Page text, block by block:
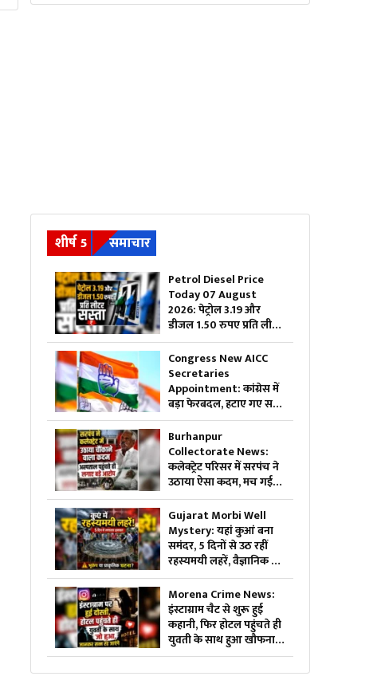
शीर्ष 5 समाचार
Petrol Diesel Price
Today 07 August
2026: पेट्रोल 3.19 और
डीजल 1.50 रुपए प्रति लीटर
सस्ता, महंगाई की मार झेल
रही जनता को बड़ी राहत,
जानिए अब 1 लीटर ईंधन का
क्या है रेट
Congress New AICC
Secretaries
Appointment: कांग्रेस में
बड़ा फेरबदल, हटाए गए सभी
पुराने सचिव….इन नेताओं को
सौंपी गई जिम्मेदारी
Burhanpur
Collectorate News:
कलेक्ट्रेट परिसर में सरपंच ने
उठाया ऐसा कदम, मच गई
अफरा-तफरी, दौड़ पड़े
अधिकारी और नेता, जानें क्या
है पूरा मामला
Gujarat Morbi Well
Mystery: यहां कुआं बना
समंदर, 5 दिनों से उठ रहीं
रहस्यमयी लहरें, वैज्ञानिक भी
हैरान, देखें वीडियो
Morena Crime News:
इंस्टाग्राम चैट से शुरू हुई
कहानी, फिर होटल पहुंचते ही
युवती के साथ हुआ खौफनाक
कांड, जानकर पुलिस भी रह
गई हैरान